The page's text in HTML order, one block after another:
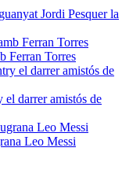
Jordi Pesquer la
Ferran Torres
darrer amistós de
Leo Messi